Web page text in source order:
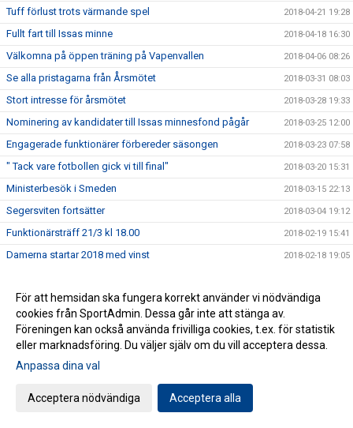
Tuff förlust trots värmande spel 2018-04-21 19:28
Fullt fart till Issas minne 2018-04-18 16:30
Välkomna på öppen träning på Vapenvallen 2018-04-06 08:26
Se alla pristagarna från Årsmötet 2018-03-31 08:03
Stort intresse för årsmötet 2018-03-28 19:33
Nominering av kandidater till Issas minnesfond pågår 2018-03-25 12:00
Engagerade funktionärer förbereder säsongen 2018-03-23 07:58
" Tack vare fotbollen gick vi till final" 2018-03-20 15:31
Ministerbesök i Smeden 2018-03-15 22:13
Segersviten fortsätter 2018-03-04 19:12
Funktionärsträff 21/3 kl 18.00 2018-02-19 15:41
Damerna startar 2018 med vinst 2018-02-18 19:05
Ungdomstränare på utbildning i Spanien 2018-02-14 20:54
Information om Issas minnesfond
Två unga talanger förstärker HFF 2018-02-12 16:30
C-Diplom i Smålands FF regi.
För att hemsidan ska fungera korrekt använder vi nödvändiga
cookies från SportAdmin. Dessa går inte att stänga av.
Föreningen kan också använda frivilliga cookies, t.ex. för statistik
eller marknadsföring. Du väljer själv om du vill acceptera dessa.
Anpassa dina val
Acceptera nödvändiga Acceptera alla